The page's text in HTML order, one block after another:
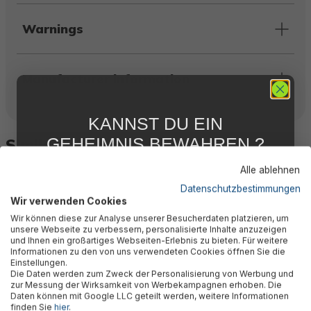
Warnings
Manufacturer information
Similar products
LAY-Z-SPA® Xtras cleaning
Alle ablehnen
Datenschutzbestimmungen
Wir verwenden Cookies
Wir können diese zur Analyse unserer Besucherdaten platzieren, um
unsere Webseite zu verbessern, personalisierte Inhalte anzuzeigen
und Ihnen ein großartiges Webseiten-Erlebnis zu bieten. Für weitere
Informationen zu den von uns verwendeten Cookies öffnen Sie die
Einstellungen.
Die Daten werden zum Zweck der Personalisierung von Werbung und
zur Messung der Wirksamkeit von Werbekampagnen erhoben. Die
Daten können mit Google LLC geteilt werden, weitere Informationen
finden Sie hier.
KANNST DU EIN
GEHEIMNIS BEWAHREN ?
FÜR DICH
Abonniere jetzt unseren kostenlosen
Newsletter, verpasse keine Neuigkeiten und
Aktionen mehr und sichere Dir 5 %
Willkommensrabatt auf nicht reduzierte Ware
bei Deiner ersten Bestellung !*
Email